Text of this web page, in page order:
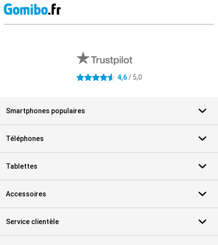
4.6 étoiles 4,6/ 5,0
Smartphones populaires
Téléphones
Tablettes
Accessoires
Service clientèle